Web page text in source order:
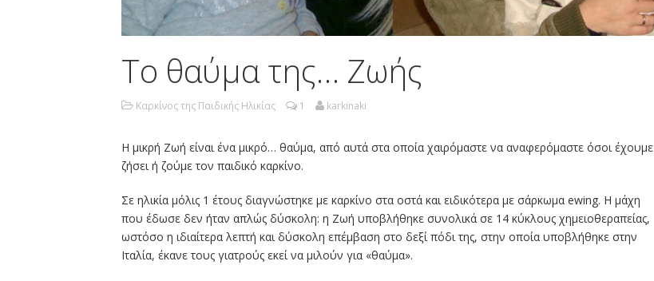
Το θαύμα της… Ζωής
Καρκίνος της Παιδικής Ηλικίας 1 karkinaki
Η μικρή Ζωή είναι ένα μικρό… θαύμα, από αυτά στα οποία χαιρόμαστε να αναφερόμαστε όσοι έχουμε
ζήσει ή ζούμε τον παιδικό καρκίνο.
Σε ηλικία μόλις 1 έτους διαγνώστηκε με καρκίνο στα οστά και ειδικότερα με σάρκωμα ewing. Η μάχη
που έδωσε δεν ήταν απλώς δύσκολη: η Ζωή υποβλήθηκε συνολικά σε 14 κύκλους χημειοθεραπείας,
ωστόσο η ιδιαίτερα λεπτή και δύσκολη επέμβαση στο δεξί πόδι της, στην οποία υποβλήθηκε στην
Ιταλία, έκανε τους γιατρούς εκεί να μιλούν για «θαύμα».